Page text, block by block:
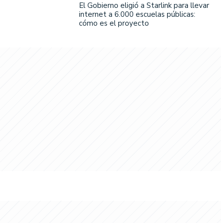
El Gobierno eligió a Starlink para llevar
internet a 6.000 escuelas públicas:
cómo es el proyecto